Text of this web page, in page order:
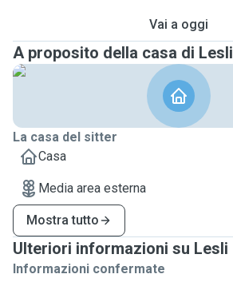
Vai a oggi
A proposito della casa di Lesli
La casa del sitter
Casa
Media area esterna
Mostra tutto
Ulteriori informazioni su Lesli
Informazioni confermate